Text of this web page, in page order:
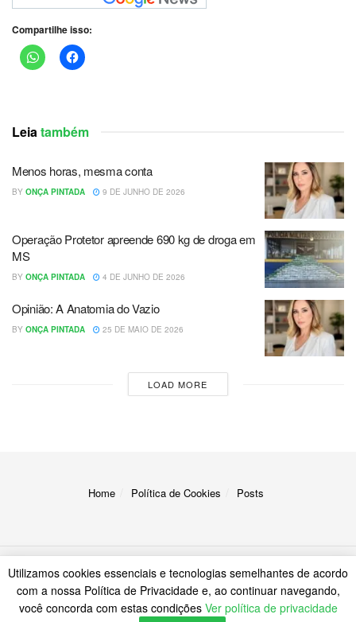
Compartilhe isso:
Leiatambém
Menos horas, mesma conta
BY ONÇA PINTADA 9 DE JUNHO DE 2026
Operação Protetor apreende 690 kg de droga em
MS
BY ONÇA PINTADA 4 DE JUNHO DE 2026
Opinião: A Anatomia do Vazio
BY ONÇA PINTADA 25 DE MAIO DE 2026
LOAD MORE
Home Política de Cookies Posts
© 2023A Onça
Utilizamos cookies essenciais e tecnologias semelhantes de acordo
com a nossa Política de Privacidade e, ao continuar navegando,
você concorda com estas condições Ver política de privacidade